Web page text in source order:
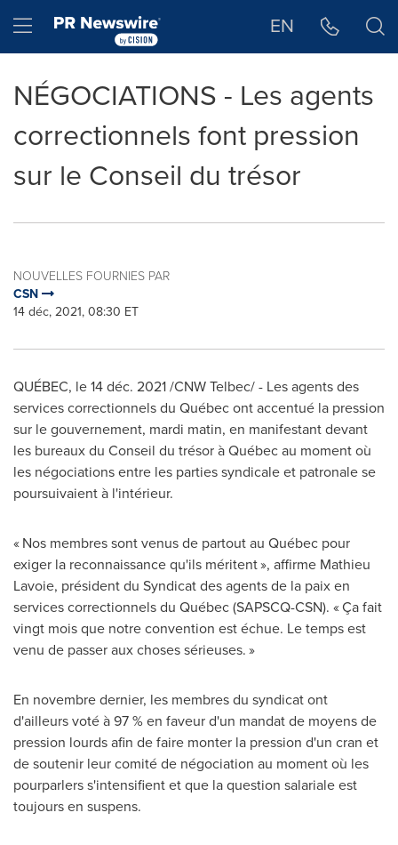
Hamburger menu EN
NÉGOCIATIONS - Les agents
correctionnels font pression
sur le Conseil du trésor
NOUVELLES FOURNIES PAR
CSN
14 déc, 2021, 08:30 ET
QUÉBEC, le 14 déc. 2021 /CNW Telbec/ - Les agents des
services correctionnels du Québec ont accentué la pression
sur le gouvernement, mardi matin, en manifestant devant
les bureaux du Conseil du trésor à Québec au moment où
les négociations entre les parties syndicale et patronale se
poursuivaient à l'intérieur.
« Nos membres sont venus de partout au Québec pour
exiger la reconnaissance qu'ils méritent », affirme Mathieu
Lavoie, président du Syndicat des agents de la paix en
services correctionnels du Québec (SAPSCQ-CSN). « Ça fait
vingt mois que notre convention est échue. Le temps est
venu de passer aux choses sérieuses. »
En novembre dernier, les membres du syndicat ont
d'ailleurs voté à 97 % en faveur d'un mandat de moyens de
pression lourds afin de faire monter la pression d'un cran et
de soutenir leur comité de négociation au moment où les
pourparlers s'intensifient et que la question salariale est
toujours en suspens.